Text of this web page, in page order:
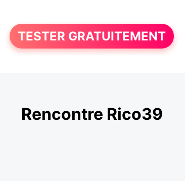
TESTER GRATUITEMENT
Rencontre Rico39